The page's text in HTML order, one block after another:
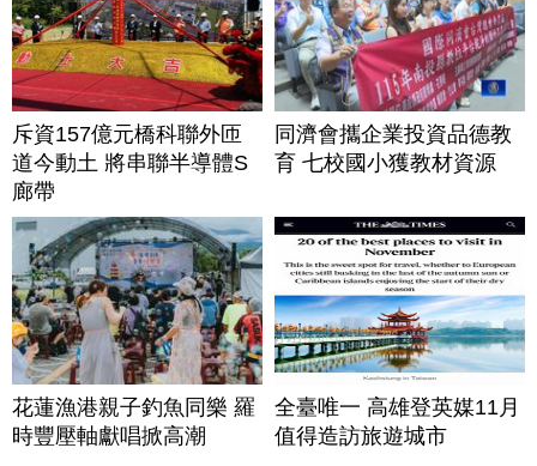
斥資157億元橋科聯外匝
道今動土 將串聯半導體S
廊帶
同濟會攜企業投資品德教
育 七校國小獲教材資源
花蓮漁港親子釣魚同樂 羅
時豐壓軸獻唱掀高潮
全臺唯一 高雄登英媒11月
值得造訪旅遊城市